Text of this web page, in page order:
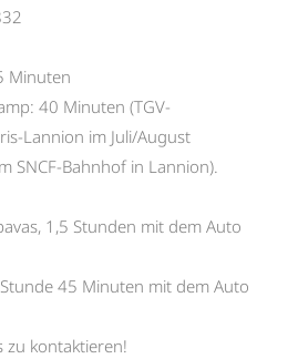
Minuten
40 Minuten (TGV-
Lannion im Juli/August
SNCF-Bahnhof in Lannion).
1,5 Stunden mit dem Auto
45 Minuten mit dem Auto
zu kontaktieren!